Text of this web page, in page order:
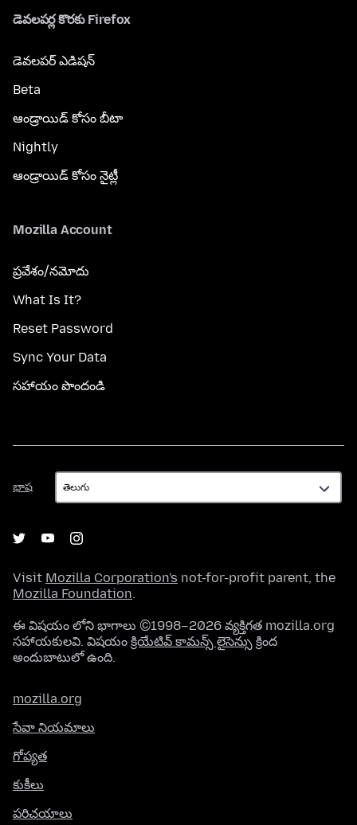
డెవలపర్ల కొరకు Firefox
డెవలపర్ ఎడిషన్
Beta
ఆండ్రాయిడ్ కోసం బీటా
Nightly
ఆండ్రాయిడ్ కోసం నైట్లీ
Mozilla Account
ప్రవేశం/నమోదు
What Is It?
Reset Password
Sync Your Data
సహాయం పొందండి
భాష
భాష
Visit Mozilla Corporation's not-for-profit parent, the
Mozilla Foundation.
ఈ విషయం లోని భాగాలు ©1998–2026 వ్యక్తిగత mozilla.org
సహాయకులవి. విషయం క్రియేటివ్ కామన్స్ లైసెన్సు క్రింద
అందుబాటులో ఉంది.
mozilla.org
సేవా నియమాలు
గోప్యత
కుకీలు
పరిచయాలు